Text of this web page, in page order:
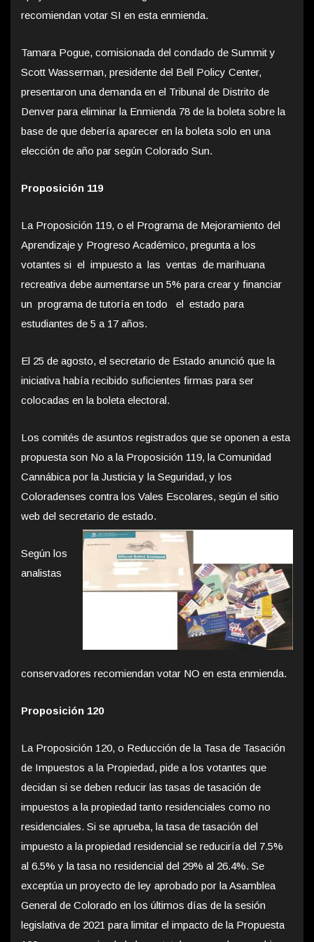
recomiendan votar SI en esta enmienda.
Tamara Pogue, comisionada del condado de Summit y
Scott Wasserman, presidente del Bell Policy Center,
presentaron una demanda en el Tribunal de Distrito de
Denver para eliminar la Enmienda 78 de la boleta sobre la
base de que debería aparecer en la boleta solo en una
elección de año par según Colorado Sun.
Proposición 119
La Proposición 119, o el Programa de Mejoramiento del
Aprendizaje y Progreso Académico, pregunta a los
votantes si el impuesto a las ventas de marihuana
recreativa debe aumentarse un 5% para crear y financiar
un programa de tutoría en todo el estado para
estudiantes de 5 a 17 años.
El 25 de agosto, el secretario de Estado anunció que la
iniciativa había recibido suficientes firmas para ser
colocadas en la boleta electoral.
Los comités de asuntos registrados que se oponen a esta
propuesta son No a la Proposición 119, la Comunidad
Cannábica por la Justicia y la Seguridad, y los
Coloradenses contra los Vales Escolares, según el sitio
web del secretario de estado.
Según los
analistas
conservadores recomiendan votar NO en esta enmienda.
Proposición 120
La Proposición 120, o Reducción de la Tasa de Tasación
de Impuestos a la Propiedad, pide a los votantes que
decidan si se deben reducir las tasas de tasación de
impuestos a la propiedad tanto residenciales como no
residenciales. Si se aprueba, la tasa de tasación del
impuesto a la propiedad residencial se reduciría del 7.5%
al ​​6.5% y la tasa no residencial del 29% al 26.4%. Se
exceptúa un proyecto de ley aprobado por la Asamblea
General de Colorado en los últimos días de la sesión
legislativa de 2021 para limitar el impacto de la Propuesta